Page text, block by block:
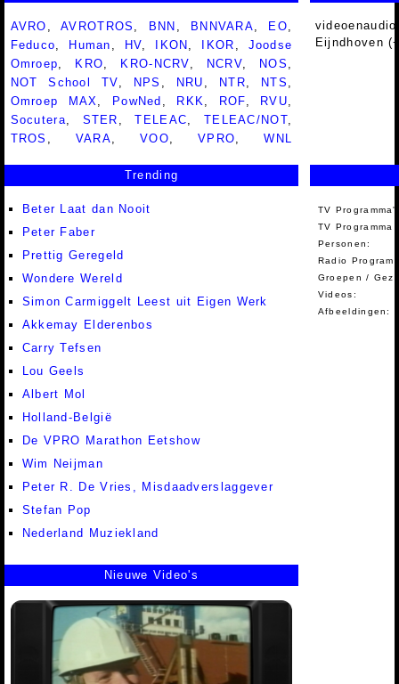
AVRO ,AVROTROS , BNN , BNNVARA, EO,
Feduco, Human , HV, IKON , IKOR , Joodse
Omroep, KRO, KRO-NCRV, NCRV, NOS ,
NOT School TV, NPS , NRU , NTR, NTS ,
Omroep MAX, PowNed , RKK, ROF, RVU,
Socutera, STER ,TELEAC, TELEAC/NOT,
TROS , VARA,VOO,VPRO,WNL
Eijndhoven
Trending
Beter Laat dan Nooit
Peter Faber
Prettig Geregeld
Wondere Wereld
Simon Carmiggelt Leest uit Eigen Werk
Akkemay Elderenbos
Carry Tefsen
Lou Geels
Albert Mol
Holland-België
De VPRO Marathon Eetshow
Wim Neijman
Peter R. De Vries, Misdaadverslaggever
Stefan Pop
Nederland Muziekland
TV
TV Programma
Personen:
Radio
Groepen /
Videos:
Afbeeldingen:
Nieuwe Video's